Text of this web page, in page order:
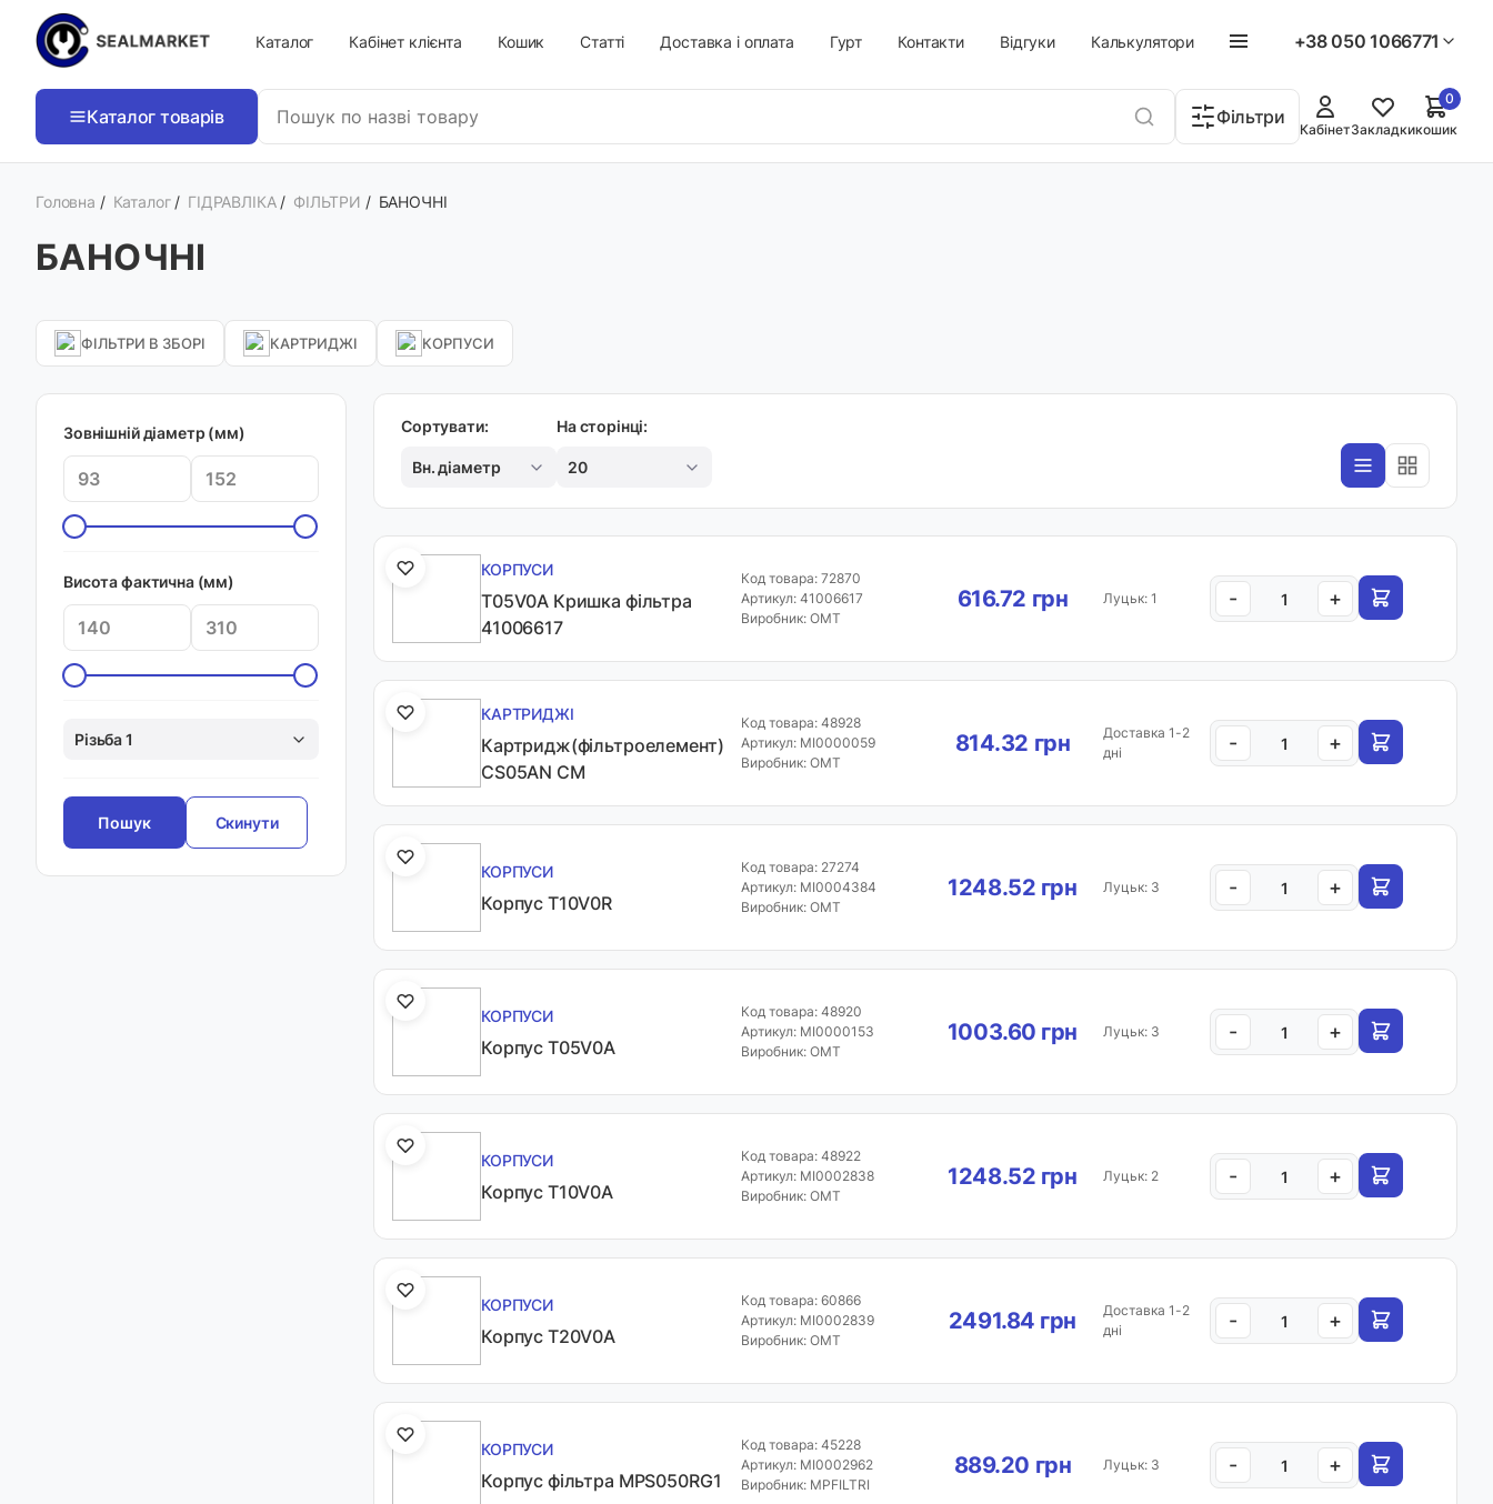
Каталог Кабінет клієнта Кошик Статті Доставка і оплата Гурт Контакти Відгуки Калькулятори +38 050 1066771
Каталог товарів Фільтри
КабінетЗакладкикошик
0
Головна / Каталог / ГІДРАВЛІКА / ФІЛЬТРИ / БАНОЧНІ
БАНОЧНІ
ФІЛЬТРИ В ЗБОРІ КАРТРИДЖІ КОРПУСИ
Зовнішній діаметр (мм)
Висота фактична (мм)
Різьба 1
Скинути
Сортувати:
Вн. діаметр
На сторінці:
20
КОРПУСИ
T05V0A Кришка фільтра
41006617
Код товара: 72870
Артикул: 41006617
Виробник: OMT
616.72 грн Луцьк: 1 - +
КАРТРИДЖІ
Картридж(фільтроелемент)
CS05AN CM
Код товара: 48928
Артикул: MI0000059
Виробник: OMT
814.32 грн
Доставка 1-2
дні
- +
КОРПУСИ
Корпус T10V0R
Код товара: 27274
Артикул: MI0004384
Виробник: OMT
1248.52 грн Луцьк: 3 - +
КОРПУСИ
Корпус Т05V0A
Код товара: 48920
Артикул: MI0000153
Виробник: OMT
1003.60 грн Луцьк: 3 - +
КОРПУСИ
Корпус Т10V0A
Код товара: 48922
Артикул: MI0002838
Виробник: OMT
1248.52 грн Луцьк: 2 - +
КОРПУСИ
Корпус Т20V0A
Код товара: 60866
Артикул: MI0002839
Виробник: OMT
2491.84 грн
Доставка 1-2
дні
- +
КОРПУСИ
Корпус фільтра MPS050RG1
Код товара: 45228
Артикул: MI0002962
Виробник: MPFILTRI
889.20 грн Луцьк: 3 - +